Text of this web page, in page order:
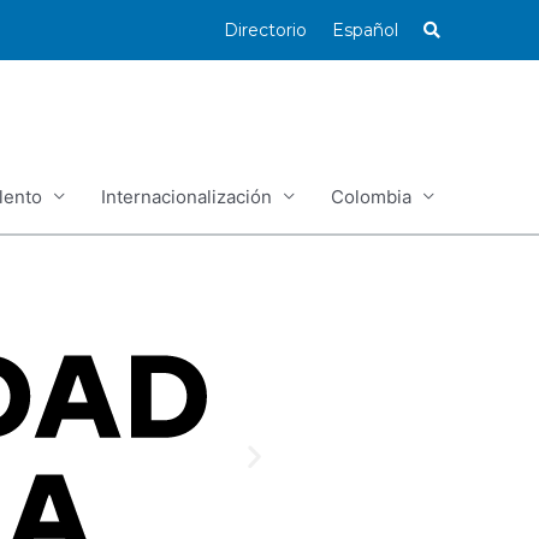
Directorio Español
Internacionalización Colombia